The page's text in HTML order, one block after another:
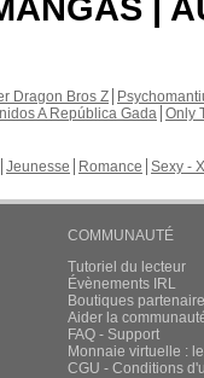
Dragon Bros Z
A República Gada Only
Jeunesse Romance Sexy -
COMMUNAUTÉ
Tutoriel du lecteur
Évènements IRL
Boutiques
Aider la
FAQ - Support
Monnaie virtuelle :
CGU - Conditions